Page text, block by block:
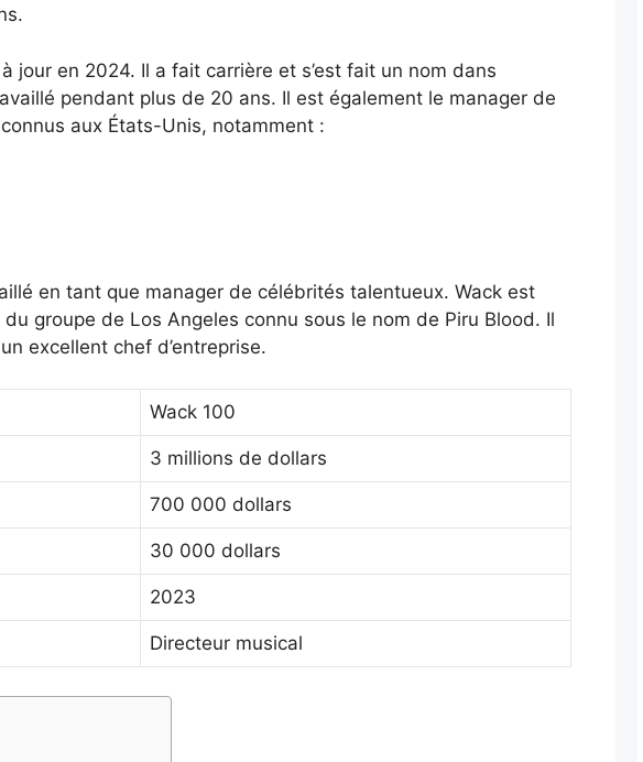
jour en 2024. Il a fait carrière et s’est fait un nom dans
pendant plus de 20 ans. Il est également le manager de
aux États-Unis, notamment :
en tant que manager de célébrités talentueux. Wack est
groupe de Los Angeles connu sous le nom de Piru Blood. Il
excellent chef d’entreprise.
Wack 100
3 millions de dollars
700 000 dollars
30 000 dollars
2023
Directeur musical